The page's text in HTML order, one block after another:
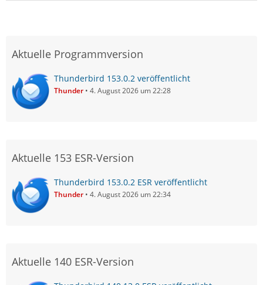
Aktuelle Programmversion
Thunderbird 153.0.2 veröffentlicht
Thunder 4. August 2026 um 22:28
Aktuelle 153 ESR-Version
Thunderbird 153.0.2 ESR veröffentlicht
Thunder 4. August 2026 um 22:34
Aktuelle 140 ESR-Version